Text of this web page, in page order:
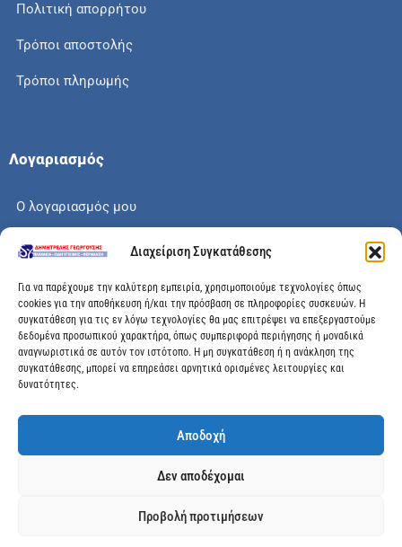
Διαχείριση Συγκατάθεσης
Για να παρέχουμε την καλύτερη εμπειρία, χρησιμοποιούμε τεχνολογίες όπως
cookies για την αποθήκευση ή/και την πρόσβαση σε πληροφορίες συσκευών. Η
συγκατάθεση για τις εν λόγω τεχνολογίες θα μας επιτρέψει να επεξεργαστούμε
δεδομένα προσωπικού χαρακτήρα, όπως συμπεριφορά περιήγησης ή μοναδικά
αναγνωριστικά σε αυτόν τον ιστότοπο. Η μη συγκατάθεση ή η ανάκληση της
συγκατάθεσης, μπορεί να επηρεάσει αρνητικά ορισμένες λειτουργίες και
δυνατότητες.
Αποδοχή
Δεν αποδέχομαι
Προβολή προτιμήσεων
Πολιτική απορρήτου
Τρόποι αποστολής
Τρόποι πληρωμής
Λογαριασμός
Ο λογαριασμός μου
Το καλάθι μου
Check out
Διεύθυνση
Μεγάλης Χώρας 89, Αγρίνιο, Τ.Κ: 30100
info@dimitrelis-georgousis.gr